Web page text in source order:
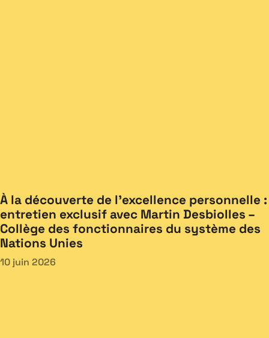
À la découverte de l’excellence personnelle :
entretien exclusif avec Martin Desbiolles –
Collège des fonctionnaires du système des
Nations Unies
10 juin 2026